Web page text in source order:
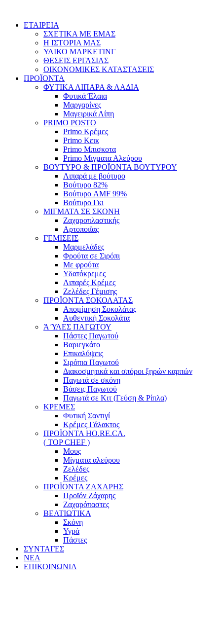
contentΕΤΑΙΡΕΙΑ
ΣΧΕΤΙΚΑ ΜΕ ΕΜΑΣ
Η ΙΣΤΟΡΙΑ ΜΑΣ
ΥΛΙΚΟ ΜΑΡΚΕΤΙΝΓ
ΘΕΣΕΙΣ ΕΡΓΑΣΙΑΣ
ΟΙΚΟΝΟΜΙΚΕΣ ΚΑΤΑΣΤΑΣΕΙΣ
ΠΡΟΪΟΝΤΑ
ΦΥΤΙΚΑ ΛΙΠΑΡΑ & ΛΑΔΙΑ
Φυτικά Έλαια
Μαργαρίνες
Μαγειρικά Λίπη
PRIMO POSTO
Primo Κρέμες
Primo Κεικ
Primo Μπισκοτα
Primo Μιγματα Αλεύρου
ΒΟΥΤΥΡΟ & ΠΡΟΪΟΝΤΑ ΒΟΥΤΥΡΟΥ
Λιπαρά με βούτυρο
Βούτυρο 82%
Βούτυρο AMF 99%
Βούτυρο Γκι
ΜΙΓΜΑΤΑ ΣΕ ΣΚΟΝΗ
Ζαχαροπλαστικής
Αρτοποιΐας
ΓΕΜΙΣΕΙΣ
Μαρμελάδες
Φρούτα σε Σιρόπι
Με φρούτα
Υδατόκρεμες
Λιπαρές Κρέμες
Ζελέδες Γέμισης
ΠΡΟΪΟΝΤΑ ΣΟΚΟΛΑΤΑΣ
Απομίμηση Σοκολάτας
Αυθεντική Σοκολάτα
Ά ΎΛΕΣ ΠΑΓΩΤΟΥ
Πάστες Παγωτού
Βαριεγκάτο
Επικαλύψεις
Σιρόπια Παγωτού
Διακοσμητικά και σπόροι ξηρών καρπών
Παγωτά σε σκόνη
Βάσεις Παγωτού
Παγωτά σε Κιτ (Γεύση & Ρίπλα)
ΚΡΕΜΕΣ
Φυτική Σαντιγί
Κρέμες Γάλακτος
ΠΡΟΪΟΝΤΑ HO.RE.CA.
( TOP CHEF )
Μους
Μίγματα αλεύρου
Ζελέδες
Κρέμες
ΠΡΟΪΟΝΤΑ ΖΑΧΑΡΗΣ
Προϊόν Ζάχαρης
Ζαχαρόπαστες
ΒΕΛΤΙΩΤΙΚΑ
Σκόνη
Υγρά
Πάστες
ΣΥΝΤΑΓΕΣ
ΝΕΑ
ΕΠΙΚΟΙΝΩΝΙΑ